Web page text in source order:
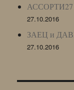
27.10.2016
ЗАЕЦ и
27.10.2016